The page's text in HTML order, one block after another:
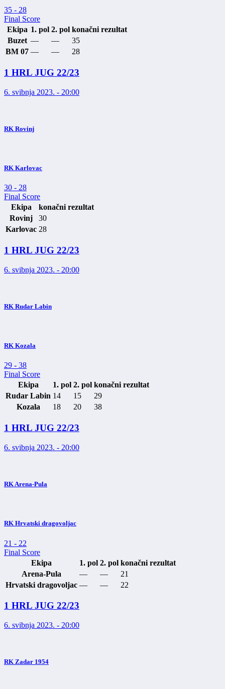
35 - 28
Final Score
Ekipa 1. pol 2. pol konačni rezultat
Buzet — —
35
BM 07 — — 28
1 HRL JUG 22/23
6. svibnja 2023. - 20:00
RK Rovinj
RK Karlovac
30 - 28
Final Score
Ekipa
konačni rezultat
Rovinj
30
Karlovac 28
1 HRL JUG 22/23
6. svibnja 2023. - 20:00
RK Rudar Labin
RK Kozala
29 - 38
Final Score
Ekipa
1. pol 2. pol konačni rezultat
Rudar Labin 14 15
29
Kozala
18 20 38
1 HRL JUG 22/23
6. svibnja 2023. - 20:00
RK Arena-Pula
RK Hrvatski dragovoljac
21 - 22
Final Score
Ekipa
1. pol 2. pol konačni rezultat
Arena-Pula
— —
21
Hrvatski dragovoljac — — 22
1 HRL JUG 22/23
6. svibnja 2023. - 20:00
RK Zadar 1954